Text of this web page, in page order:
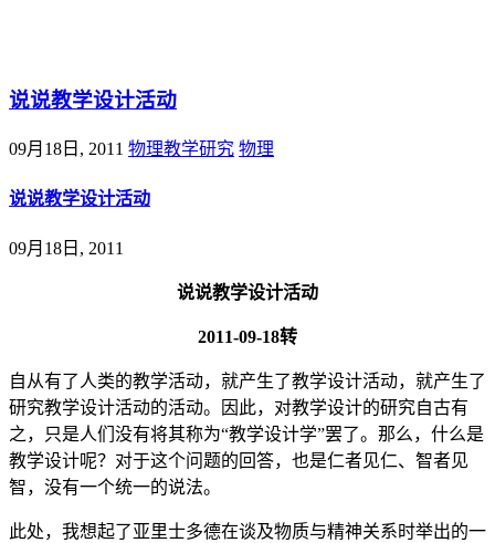
说说教学设计活动
09月18日, 2011 物理教学研究 物理
说说教学设计活动
09月18日, 2011
说说教学设计活动
2011-09-18转
自从有了人类的教学活动，就产生了教学设计活动，就产生了
研究教学设计活动的活动。因此，对教学设计的研究自古有
之，只是人们没有将其称为“教学设计学”罢了。那么，什么是
教学设计呢？对于这个问题的回答，也是仁者见仁、智者见
智，没有一个统一的说法。
此处，我想起了亚里士多德在谈及物质与精神关系时举出的一